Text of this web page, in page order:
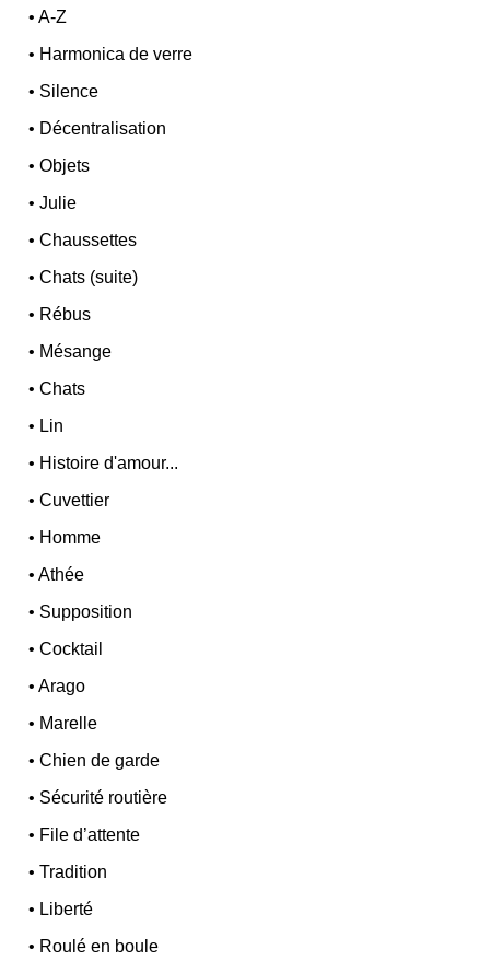
•A-Z
• Harmonica de verre
• Silence
• Décentralisation
•Objets
•Julie
•Chaussettes
•Chats (suite)
• Rébus
• Mésange
•Chats
• Lin
• Histoire d'amour...
•Cuvettier
• Homme
•Athée
• Supposition
•Cocktail
•Arago
• Marelle
•Chien de garde
• Sécurité routière
• File d’attente
•Tradition
• Liberté
• Roulé en boule